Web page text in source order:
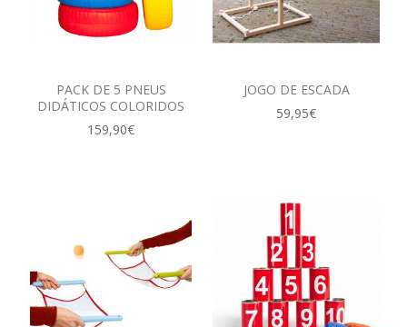
PACK DE 5 PNEUS
DIDÁTICOS COLORIDOS
159,90€
JOGO DE ESCADA
59,95€